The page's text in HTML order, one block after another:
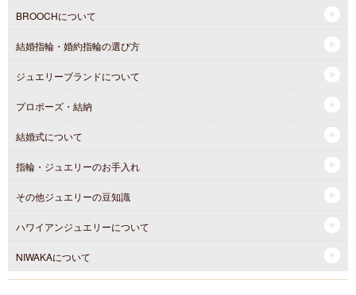
BROOCHについて
結婚指輪・婚約指輪の選び方
ジュエリーブランドについて
プロポーズ・結納
結婚式について
指輪・ジュエリーのお手入れ
その他ジュエリーの豆知識
ハワイアンジュエリーについて
NIWAKAについて